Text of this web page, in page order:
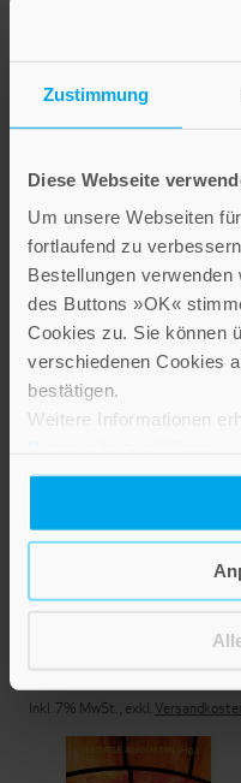
Zustimmung
Diese Webseite
Um unsere Webseiten
fortlaufend zu
Bestellungen
des Buttons »OK«
Cookies zu. Sie können
verschiedenen Cookies
bestätigen.
Weitere Informationen
Gott und den Menschen
14,90 €
Inkl. 7% MwSt. ,exkl.Versandkosten
Priester werden –
weltoffen, schwäbisch,
katholisch
Inkl. 7% MwSt. exkl.